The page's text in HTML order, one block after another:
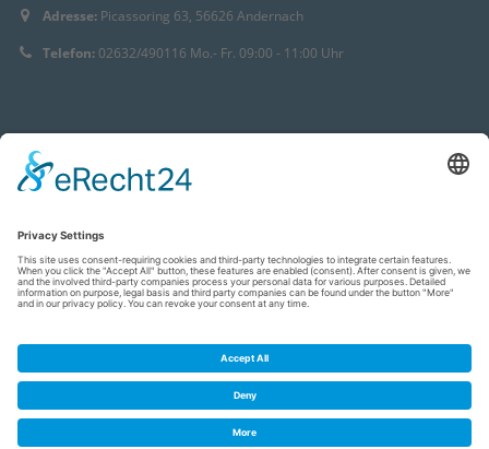
Adresse: Picassoring 63, 56626 Andernach
Telefon: 02632/490116 Mo.- Fr. 09:00 - 11:00 Uhr
© 2021 Aqua Fitness Unger. Alle Rechte vorbehalten.